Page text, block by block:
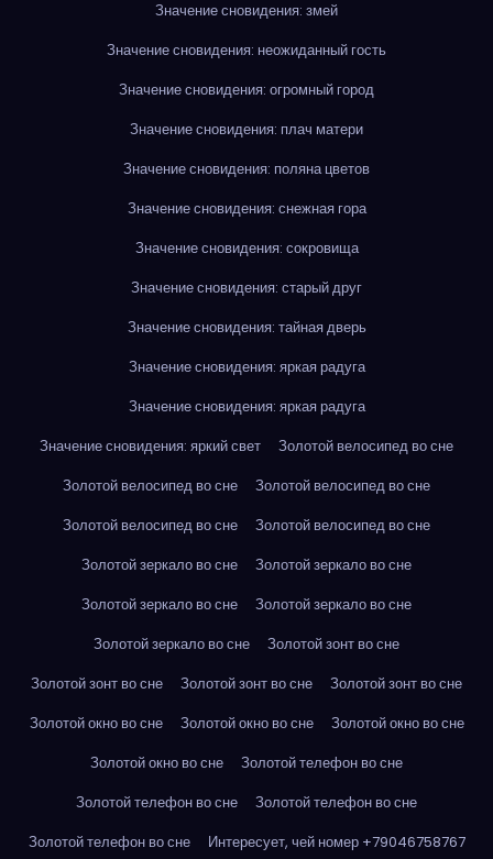
Значение сновидения: змей
Значение сновидения: неожиданный гость
Значение сновидения: огромный город
Значение сновидения: плач матери
Значение сновидения: поляна цветов
Значение сновидения: снежная гора
Значение сновидения: сокровища
Значение сновидения: старый друг
Значение сновидения: тайная дверь
Значение сновидения: яркая радуга
Значение сновидения: яркая радуга
Значение сновидения: яркий свет
Золотой велосипед во сне
Золотой велосипед во сне
Золотой велосипед во сне
Золотой велосипед во сне
Золотой велосипед во сне
Золотой зеркало во сне
Золотой зеркало во сне
Золотой зеркало во сне
Золотой зеркало во сне
Золотой зеркало во сне
Золотой зонт во сне
Золотой зонт во сне
Золотой зонт во сне
Золотой зонт во сне
Золотой окно во сне
Золотой окно во сне
Золотой окно во сне
Золотой окно во сне
Золотой телефон во сне
Золотой телефон во сне
Золотой телефон во сне
Золотой телефон во сне
Интересует, чей номер +79046758767